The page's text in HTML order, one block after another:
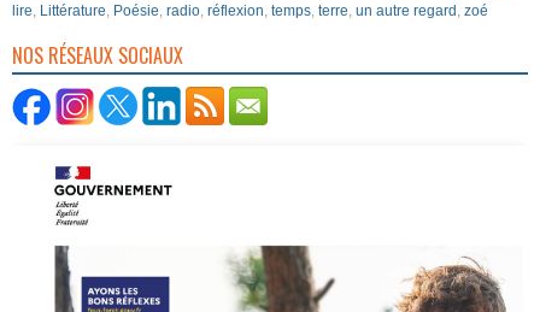
lire, Littérature, Poésie, radio, réflexion, temps, terre, un autre regard , zoé
NOS RÉSEAUX SOCIAUX